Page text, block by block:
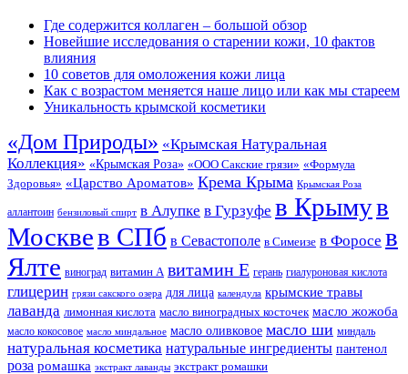
Где содержится коллаген – большой обзор
Новейшие исследования о старении кожи, 10 фактов
влияния
10 советов для омоложения кожи лица
Как с возрастом меняется наше лицо или как мы стареем
Уникальность крымской косметики
«Дом Природы» «Крымская Натуральная
Коллекция» «Крымская Роза» «ООО Сакские грязи» «Формула
Здоровья» «Царство Ароматов» Крема Крыма Крымская Роза
аллантоин бензиловый спирт в Алупке в Гурзуфе в Крымув
Москвев СПб в Севастополе в Симеизе в Форосе в
Ялте виноград витамин А витамин Е герань гиалуроновая кислота
глицерин грязи сакского озера для лица календула крымские травы
лаванда лимонная кислота масло виноградных косточек масло жожоба
масло кокосовое масло миндальное масло оливковое масло ши миндаль
натуральная косметика натуральные ингредиенты пантенол
роза ромашка экстракт лаванды экстракт ромашки